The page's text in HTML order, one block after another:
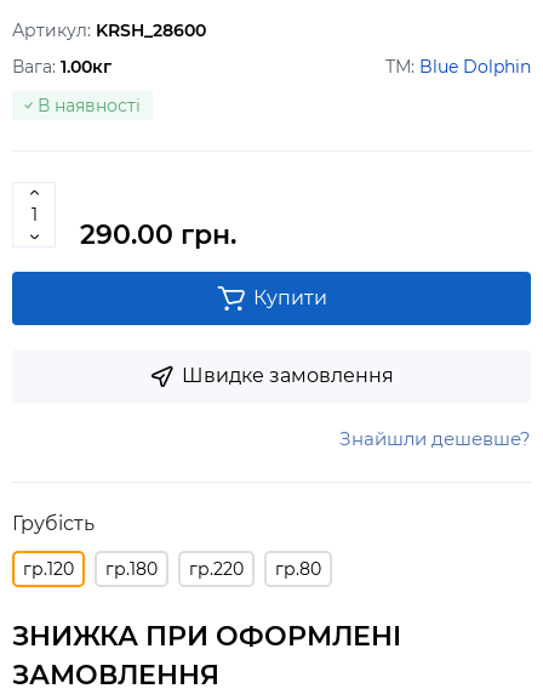
Артикул: KRSH_28600
ТМ: Blue Dolphin
В наявності
Вага: 1.00кг
290.00 грн.
Купити
Швидке замовлення
Знайшли дешевше?
Грубість
гр.120 гр.180 гр.220 гр.80
ЗНИЖКА ПРИ ОФОРМЛЕНІ
ЗАМОВЛЕННЯ